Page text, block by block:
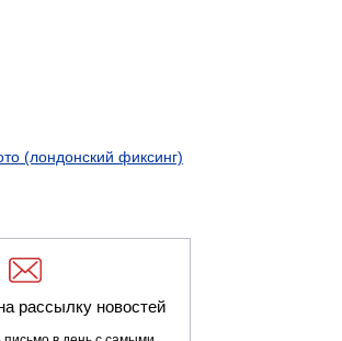
(лондонский фиксинг)
рассылку новостей